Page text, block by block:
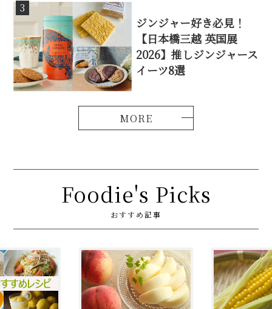
3
ジンジャー好き必見！
【日本橋三越 英国展
2026】推しジンジャース
イーツ8選
Foodie's Picks
おすすめ記事